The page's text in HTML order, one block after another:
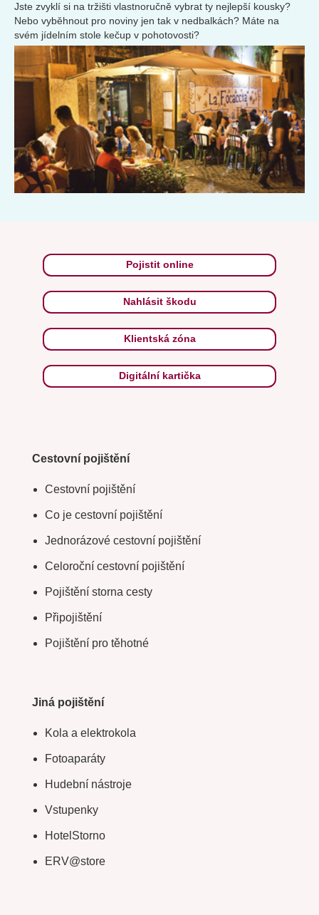
Jste zvyklí si na tržišti vlastnoručně vybrat ty nejlepší kousky?
Nebo vyběhnout pro noviny jen tak v nedbalkách? Máte na
svém jídelním stole kečup v pohotovosti?
Pojistit online
Nahlásit škodu
Klientská zóna
Digitální kartička
Cestovní pojištění
Cestovní pojištění
Co je cestovní pojištění
Jednorázové cestovní pojištění
Celoroční cestovní pojištění
Pojištění storna cesty
Připojištění
Pojištění pro těhotné
Jiná pojištění
Kola a elektrokola
Fotoaparáty
Hudební nástroje
Vstupenky
HotelStorno
ERV@store